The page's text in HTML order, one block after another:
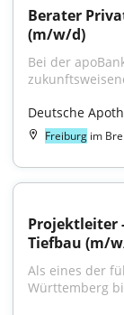
Berater
(m/w/d)
Bei der
Deutsche
Freiburg im
Projektleiter
Tiefbau (m/
Als eines der
Württemberg